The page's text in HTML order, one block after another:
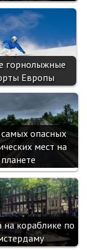
горнолыжные
Европы
опасных
мест на
планете
на кораблике по